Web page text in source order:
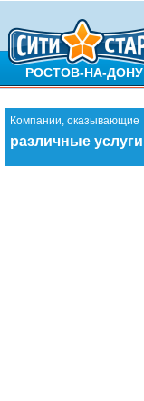
РОСТОВ-НА-ДОНУ
Компании, оказывающие
различные услуги